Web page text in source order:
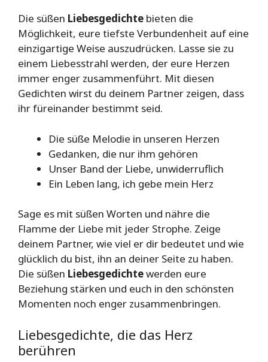
Die süßen Liebesgedichte bieten die
Möglichkeit, eure tiefste Verbundenheit auf eine
einzigartige Weise auszudrücken. Lasse sie zu
einem Liebesstrahl werden, der eure Herzen
immer enger zusammenführt. Mit diesen
Gedichten wirst du deinem Partner zeigen, dass
ihr füreinander bestimmt seid.
Die süße Melodie in unseren Herzen
Gedanken, die nur ihm gehören
Unser Band der Liebe, unwiderruflich
Ein Leben lang, ich gebe mein Herz
Sage es mit süßen Worten und nähre die
Flamme der Liebe mit jeder Strophe. Zeige
deinem Partner, wie viel er dir bedeutet und wie
glücklich du bist, ihn an deiner Seite zu haben.
Die süßen Liebesgedichtewerden eure
Beziehung stärken und euch in den schönsten
Momenten noch enger zusammenbringen.
Liebesgedichte, die das Herz
berühren